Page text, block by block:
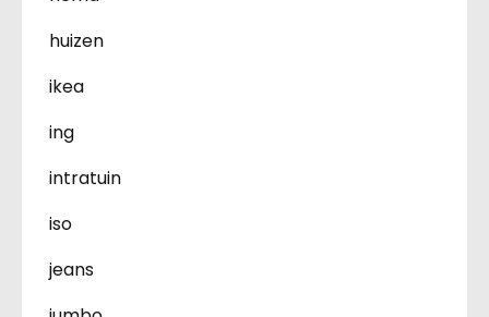
huizen
ikea
ing
intratuin
iso
jeans